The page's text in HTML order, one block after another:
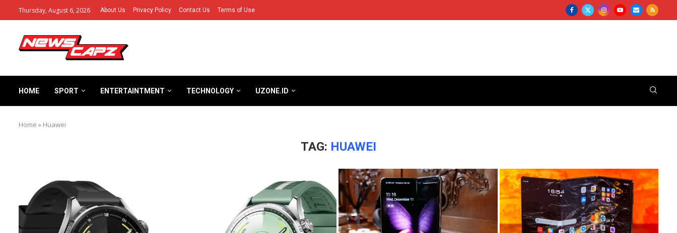
Thursday, August 6, 2026 About Us Privacy Policy Contact Us Terms of Use
HOME SPORT ENTERTAINTMENT TECHNOLOGY UZONE.ID
Home » Huawei
TAG: HUAWEI